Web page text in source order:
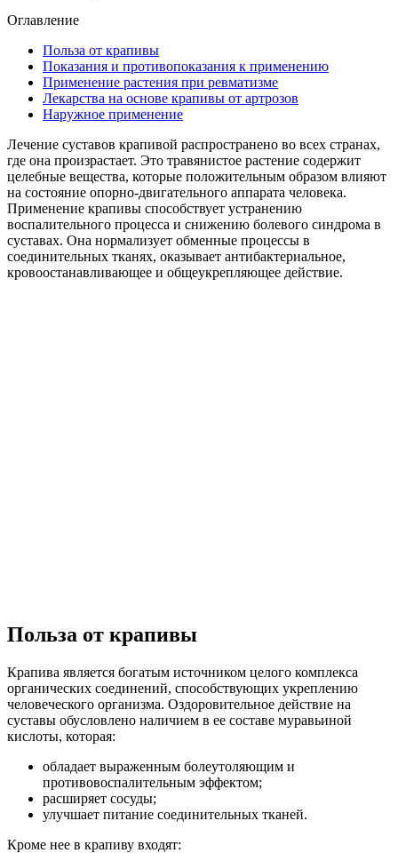
Оглавление
Польза от крапивы
Показания и противопоказания к применению
Применение растения при ревматизме
Лекарства на основе крапивы от артрозов
Наружное применение
Лечение суставов крапивой распространено во всех странах,
где она произрастает. Это травянистое растение содержит
целебные вещества, которые положительным образом влияют
на состояние опорно-двигательного аппарата человека.
Применение крапивы способствует устранению
воспалительного процесса и снижению болевого синдрома в
суставах. Она нормализует обменные процессы в
соединительных тканях, оказывает антибактериальное,
кровоостанавливающее и общеукрепляющее действие.
Польза от крапивы
Крапива является богатым источником целого комплекса
органических соединений, способствующих укреплению
человеческого организма. Оздоровительное действие на
суставы обусловлено наличием в ее составе муравьиной
кислоты, которая:
обладает выраженным болеутоляющим и
противовоспалительным эффектом;
расширяет сосуды;
улучшает питание соединительных тканей.
Кроме нее в крапиву входят: